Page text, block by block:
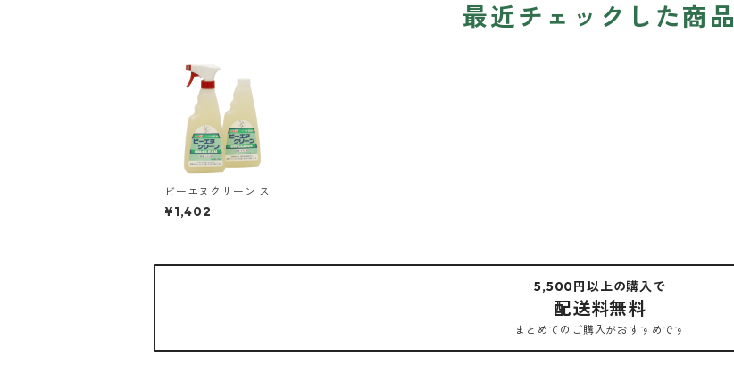
最近チェックした商品
ビーエヌクリーン スプ
レー ≪500ml≫
¥1,402
5,500円以上の購入で
配送料無料
まとめてのご購入がおすすめです